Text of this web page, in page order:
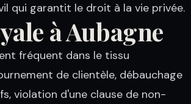
qui garantit le droit à la vie privée.
à Aubagne
fréquent dans le tissu
de clientèle, débauchage
violation d'une clause de non-